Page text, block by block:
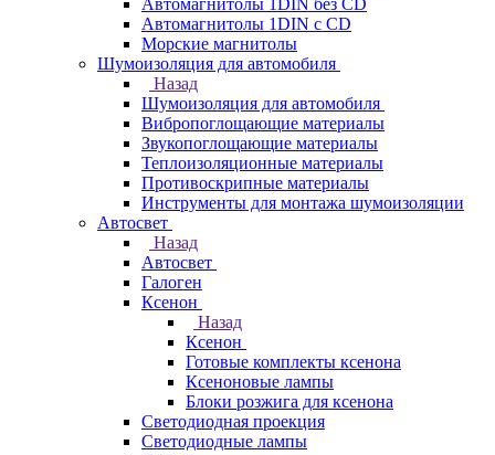
Автомагнитолы 1DIN без CD
Автомагнитолы 1DIN с CD
Морские магнитолы
Шумоизоляция для автомобиля
Назад
Шумоизоляция для автомобиля
Вибропоглощающие материалы
Звукопоглощающие материалы
Теплоизоляционные материалы
Противоскрипные материалы
Инструменты для монтажа шумоизоляции
Автосвет
Назад
Автосвет
Галоген
Ксенон
Назад
Ксенон
Готовые комплекты ксенона
Ксеноновые лампы
Блоки розжига для ксенона
Светодиодная проекция
Светодиодные лампы